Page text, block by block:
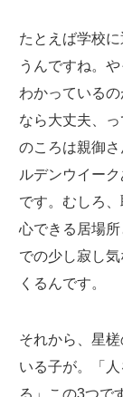
たとえば学校
うんですね。
わかっている
なら大丈夫、
のころは親御
ルデンウイー
です。むしろ
心できる居場
での少し寂し
くるんです。
それから、星
いる子が。「
る」この3つで